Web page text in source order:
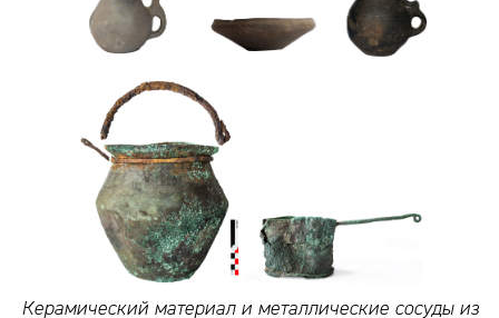
Керамический материал и металлические сосуды из